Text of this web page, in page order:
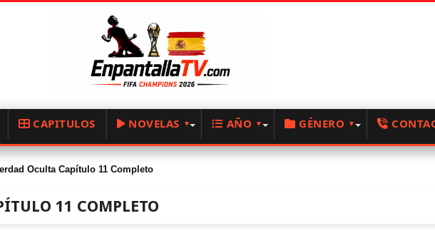
CAPITULOS NOVELAS AÑO GÉNERO
Oculta Capítulo 11 Completo
11 COMPLETO